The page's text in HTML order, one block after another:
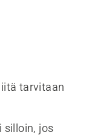
tarvitaan
silloin, jos